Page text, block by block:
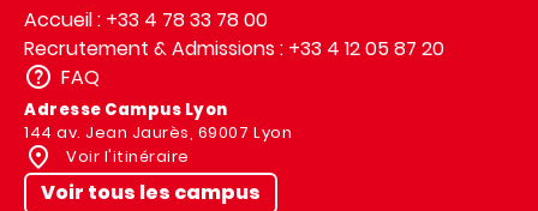
Accueil : +33 4 78 33 78 00
Recrutement & Admissions : +33 4 12 05 87 20
FAQ
Adresse Campus Lyon
144 av. Jean Jaurès, 69007 Lyon
Voir l'itinéraire
Voir tous les campus